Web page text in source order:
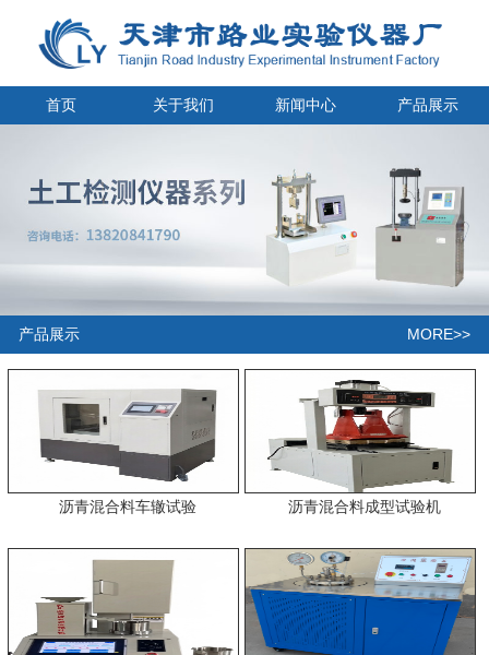
首页 关于我们 新闻中心 产品展示
产品展示 MORE>>
沥青混合料车辙试验 沥青混合料成型试验机